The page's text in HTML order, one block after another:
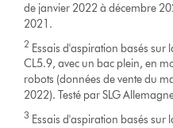
de janvier 2022 à décembre
2021.
2 Essais d'aspiration basés sur
CL5.9, avec un bac plein, en
robots (données de vente du
2022). Testé par SLG
3 Essais d'aspiration basés